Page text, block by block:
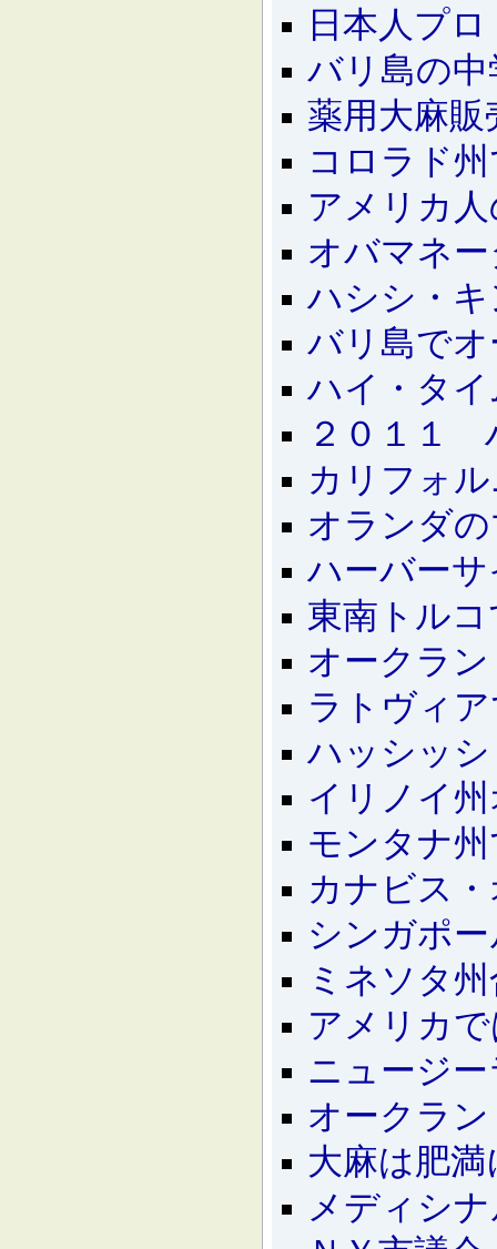
日本人プ
バリ島の
薬用大麻
コロラド
アメリカ
オバマネ
ハシシ・
バリ島で
ハイ・タ
２０１１
カリフォ
オランダ
ハーバー
東南トル
オークラ
ラトヴィ
ハッシッ
イリノイ
モンタナ
カナビス
シンガポ
ミネソタ
アメリカ
ニュージ
オークラ
大麻は肥
メディシ